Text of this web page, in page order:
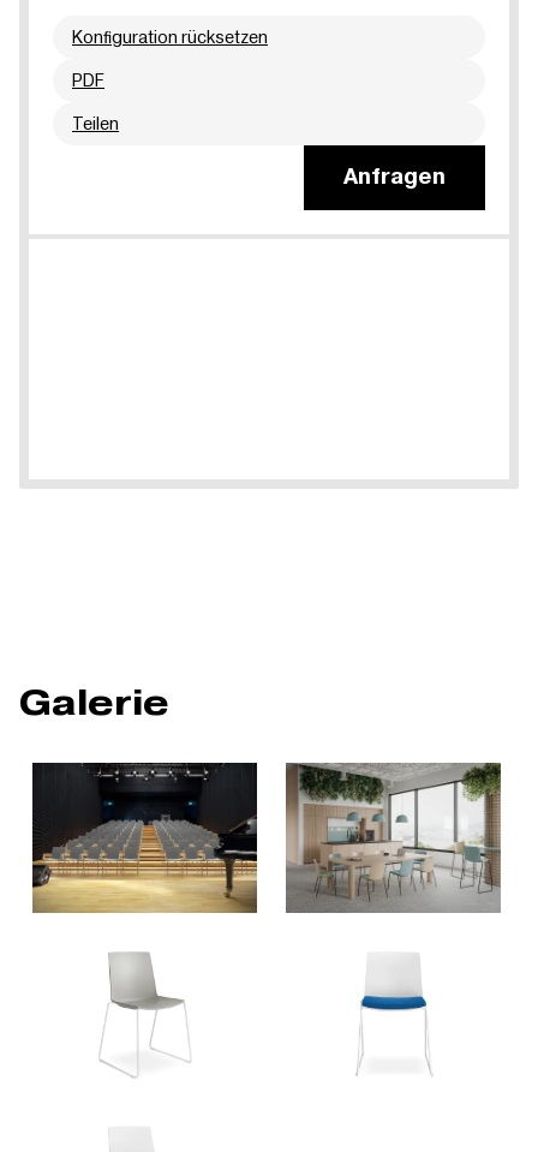
Konfiguration rücksetzen
PDF
Teilen
Anfragen
Galerie